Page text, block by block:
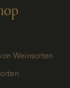
Weinsorten